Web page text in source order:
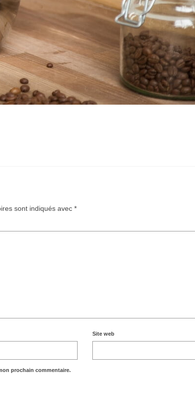
sont indiqués avec *
Site web
prochain commentaire.